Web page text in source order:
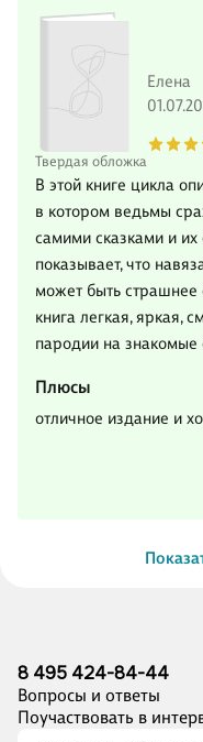
Твердая обложка
Елена
В этой книге цикла
в котором ведьмы
самими сказками и
показывает, что
может быть страшнее
книга легкая, яркая,
пародии на
Плюсы
отличное издание и
8 495 424-84-44
Вопросы и ответы
Поучаствовать в